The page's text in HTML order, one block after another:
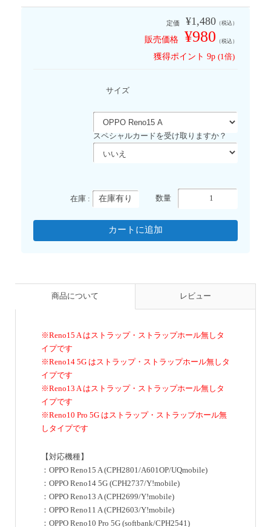
定価 ¥1,480 （税込）
販売価格 ¥980 （税込）
獲得ポイント 9p (1倍)
サイズ
スペシャルカードを受け取りますか？
数量
在庫 : 在庫有り
商品について レビュー
※Reno15 A はストラップ・ストラップホール無しタ
イプです
※Reno14 5G はストラップ・ストラップホール無しタ
イプです
※Reno13 A はストラップ・ストラップホール無しタ
イプです
※Reno10 Pro 5G はストラップ・ストラップホール無
しタイプです
【対応機種】
：OPPO Reno15 A (CPH2801/A601OP/UQmobile)
：OPPO Reno14 5G (CPH2737/Y!mobile)
：OPPO Reno13 A (CPH2699/Y!mobile)
：OPPO Reno11 A (CPH2603/Y!mobile)
：OPPO Reno10 Pro 5G (softbank/CPH2541)